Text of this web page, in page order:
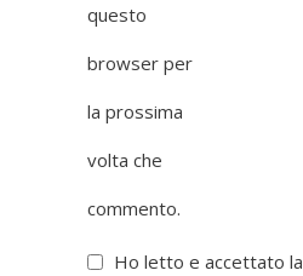
questo
browser per
la prossima
volta che
commento.
Ho letto e accettato la